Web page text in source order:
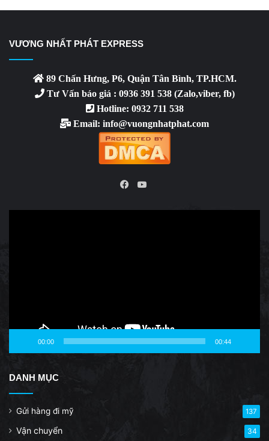
VƯƠNG NHẤT PHÁT EXPRESS
89 Chấn Hưng, P6, Quận Tân Bình, TP.HCM.
Tư Vấn báo giá : 0936 391 538 (Zalo,viber, fb)
Hotline: 0932 711 538
Email: info@vuongnhatphat.com
YouTube
00:00 00:44
DANH MỤC
Gửi hàng đi mỹ 137
Vận chuyển 34